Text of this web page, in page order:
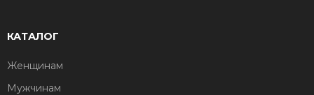
КАТАЛОГ
Женщинам
Мужчинам